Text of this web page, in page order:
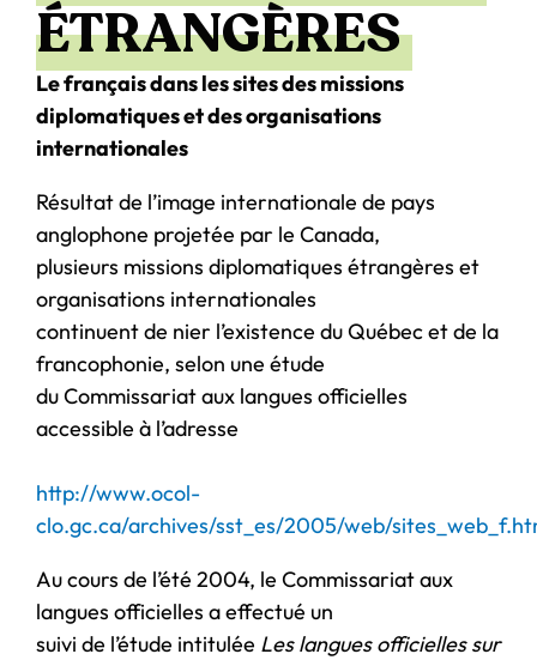
ÉTRANGÈRES
Le français dans les sites des missions
diplomatiques et des organisations
internationales
Résultat de l’image internationale de pays
anglophone projetée par le Canada,
plusieurs missions diplomatiques étrangères et
organisations internationales
continuent de nier l’existence du Québec et de la
francophonie, selon une étude
du Commissariat aux langues officielles
accessible à l’adresse
http://www.ocol-
clo.gc.ca/archives/sst_es/2005/web/
Au cours de l’été 2004, le Commissariat aux
langues officielles a effectué un
suivi de l’étude intitulée Les langues officielles sur